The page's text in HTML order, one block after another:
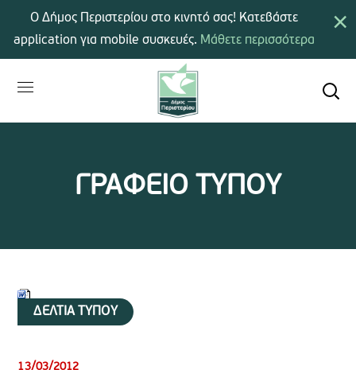
ΓΡΑΦΕΙΟ ΤΥΠΟΥ
ΔΕΛΤΙΑ ΤΥΠΟΥ
13/03/2012
×
Ο Δήμος Περιστερίου στο κινητό σας! Κατεβάστε
application για mobile συσκευές. Μάθετε περισσότερα